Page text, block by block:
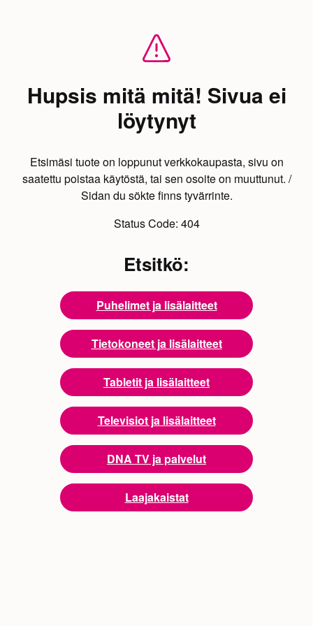
Hupsis mitä mitä! Sivua ei
löytynyt
Etsimäsi tuote on loppunut verkkokaupasta, sivu on
saatettu poistaa käytöstä, tai sen osoite on muuttunut. /
Sidan du sökte finns tyvärrinte.
Status Code: 404
Etsitkö:
Puhelimet ja lisälaitteet
Tietokoneet ja lisälaitteet
Tabletit ja lisälaitteet
Televisiot ja lisälaitteet
DNA TV ja palvelut
Laajakaistat